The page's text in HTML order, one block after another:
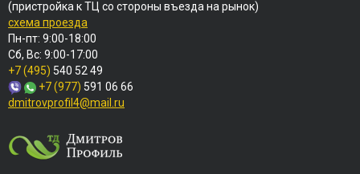
(пристройка к ТЦ со стороны въезда на рынок)
схема проезда
Пн-пт: 9:00-18:00
Сб, Вс: 9:00-17:00
+7 (495) 540 52 49
+7 (977) 591 06 66
dmitrovprofil4@mail.ru